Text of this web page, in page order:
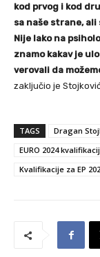
kod prvog i kod
sa naše strane,
Nije lako na
znamo kakav je
verovali da
zaključio je
TAGS Dragan
EURO 2024
Kvalifikacije za EP